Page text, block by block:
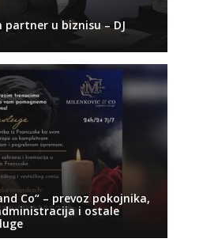
partner u biznisu – DJ
Co“ – prevoz pokojnika,
i ostale